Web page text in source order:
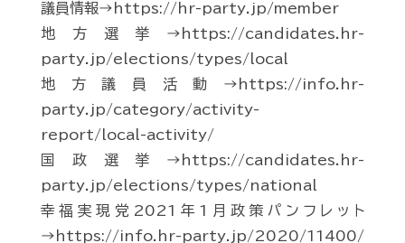
議員情報→https://hr-party.jp/member
地方選挙→https://candidates.hr-
party.jp/elections/types/local
地方議員活動→https://info.hr-
party.jp/category/activity-
report/local-activity/
国政選挙→https://candidates.hr-
party.jp/elections/types/national
幸福実現党2021年1月政策パンフレット
→https://info.hr-party.jp/2020/11400/